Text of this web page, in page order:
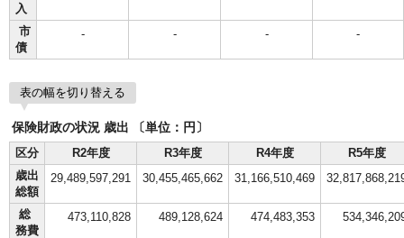
入
市
債
- - - -
表の幅を切り替える
保険財政の状況 歳出 〔単位：円〕
区分
R2年度 R3年度 R4年度
R5年度
歳出
総額
29,489,597,291 30,455,465,662 31,166,510,469
総
務費
473,110,828 489,128,624 474,483,353